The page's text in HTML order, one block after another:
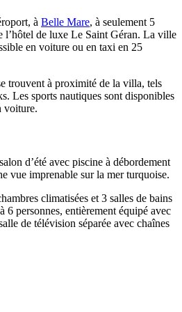
à Belle Mare, à seulement 5
l’hôtel de luxe Le Saint Géran. La ville
en voiture ou en taxi en 25
trouvent à proximité de la villa, tels
Les sports nautiques sont disponibles
voiture.
d’été avec piscine à débordement
vue imprenable sur la mer turquoise.
climatisées et 3 salles de bains
6 personnes, entièrement équipé avec
de télévision séparée avec chaînes